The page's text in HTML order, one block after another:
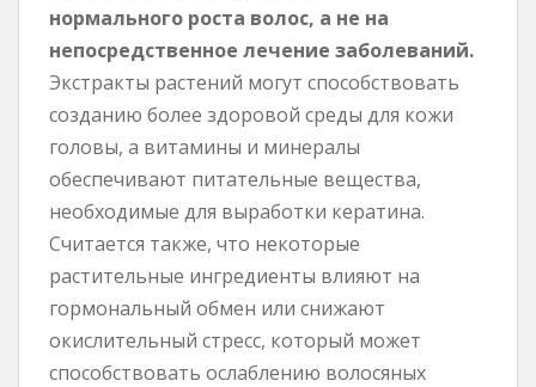
нормального роста волос, а не на
непосредственное лечение заболеваний.
Экстракты растений могут способствовать
созданию более здоровой среды для кожи
головы, а витамины и минералы
обеспечивают питательные вещества,
необходимые для выработки кератина.
Считается также, что некоторые
растительные ингредиенты влияют на
гормональный обмен или снижают
окислительный стресс, который может
способствовать ослаблению волосяных